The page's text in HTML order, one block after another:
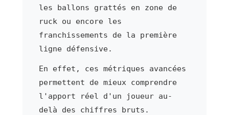
les ballons grattés en zone de
ruck ou encore les
franchissements de la première
ligne défensive.
En effet, ces métriques avancées
permettent de mieux comprendre
l'apport réel d'un joueur au-
delà des chiffres bruts.